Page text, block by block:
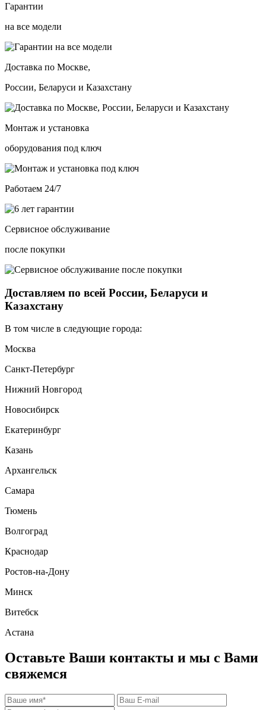
Гарантии
на все модели
Доставка по Москве,
России, Беларуси и Казахстану
Монтаж и установка
оборудования под ключ
Работаем 24/7
Сервисное обслуживание
после покупки
Доставляем по всей России, Беларуси и
Казахстану
В том числе в следующие города:
Москва
Санкт-Петербург
Нижний Новгород
Новосибирск
Екатеринбург
Казань
Архангельск
Самара
Тюмень
Волгоград
Краснодар
Ростов-на-Дону
Минск
Витебск
Астана
Оставьте Ваши контакты и мы с Вами
свяжемся